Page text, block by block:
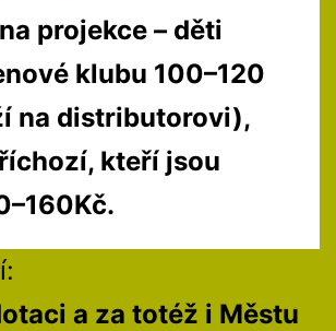
projekce – děti
klubu 100–120
na distributorovi),
kteří jsou
a za totéž i Městu